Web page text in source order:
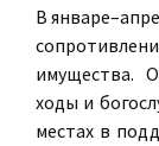
В
имущества.
ходы и
местах в